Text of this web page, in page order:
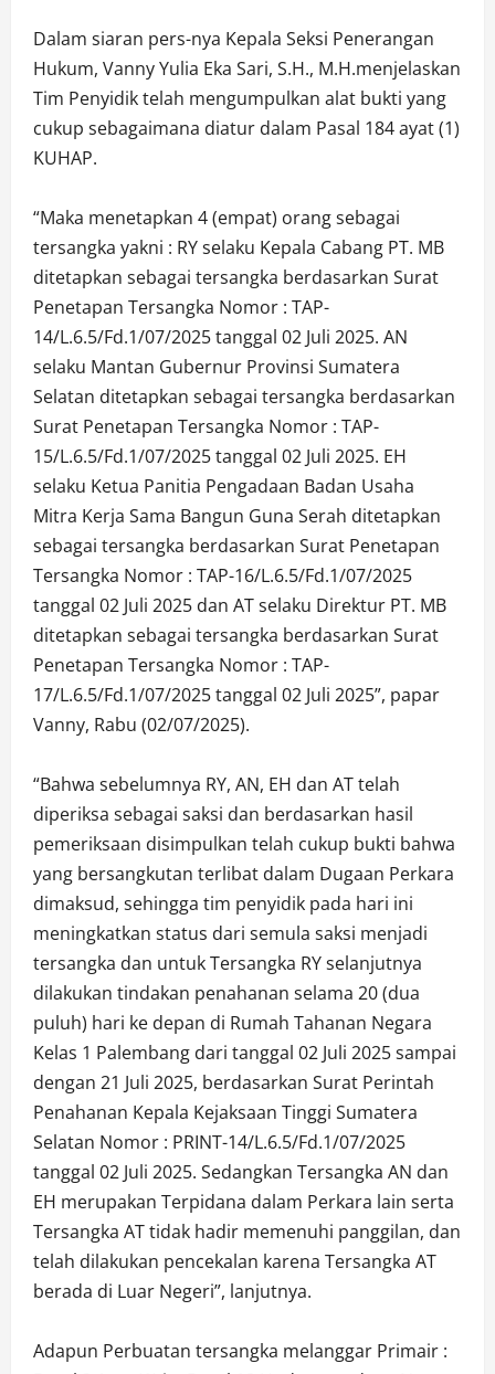
Dalam siaran pers-nya Kepala Seksi Penerangan
Hukum, Vanny Yulia Eka Sari, S.H., M.H.menjelaskan
Tim Penyidik telah mengumpulkan alat bukti yang
cukup sebagaimana diatur dalam Pasal 184 ayat (1)
KUHAP.
“Maka menetapkan 4 (empat) orang sebagai
tersangka yakni : RY selaku Kepala Cabang PT. MB
ditetapkan sebagai tersangka berdasarkan Surat
Penetapan Tersangka Nomor : TAP-
14/L.6.5/Fd.1/07/2025 tanggal 02 Juli 2025. AN
selaku Mantan Gubernur Provinsi Sumatera
Selatan ditetapkan sebagai tersangka berdasarkan
Surat Penetapan Tersangka Nomor : TAP-
15/L.6.5/Fd.1/07/2025 tanggal 02 Juli 2025. EH
selaku Ketua Panitia Pengadaan Badan Usaha
Mitra Kerja Sama Bangun Guna Serah ditetapkan
sebagai tersangka berdasarkan Surat Penetapan
Tersangka Nomor : TAP-16/L.6.5/Fd.1/07/2025
tanggal 02 Juli 2025 dan AT selaku Direktur PT. MB
ditetapkan sebagai tersangka berdasarkan Surat
Penetapan Tersangka Nomor : TAP-
17/L.6.5/Fd.1/07/2025 tanggal 02 Juli 2025”, papar
Vanny, Rabu (02/07/2025).
“Bahwa sebelumnya RY, AN, EH dan AT telah
diperiksa sebagai saksi dan berdasarkan hasil
pemeriksaan disimpulkan telah cukup bukti bahwa
yang bersangkutan terlibat dalam Dugaan Perkara
dimaksud, sehingga tim penyidik pada hari ini
meningkatkan status dari semula saksi menjadi
tersangka dan untuk Tersangka RY selanjutnya
dilakukan tindakan penahanan selama 20 (dua
puluh) hari ke depan di Rumah Tahanan Negara
Kelas 1 Palembang dari tanggal 02 Juli 2025 sampai
dengan 21 Juli 2025, berdasarkan Surat Perintah
Penahanan Kepala Kejaksaan Tinggi Sumatera
Selatan Nomor : PRINT-14/L.6.5/Fd.1/07/2025
tanggal 02 Juli 2025. Sedangkan Tersangka AN dan
EH merupakan Terpidana dalam Perkara lain serta
Tersangka AT tidak hadir memenuhi panggilan, dan
telah dilakukan pencekalan karena Tersangka AT
berada di Luar Negeri”, lanjutnya.
Adapun Perbuatan tersangka melanggar Primair :